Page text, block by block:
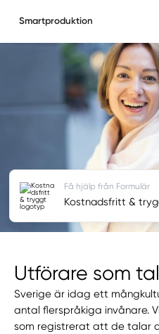
Smartproduktion
Utförare som
Sverige är idag ett
antal flerspråkiga invånare.
som registrerat att de talar
Få hjälp från Formulär
Kostnadsfritt &